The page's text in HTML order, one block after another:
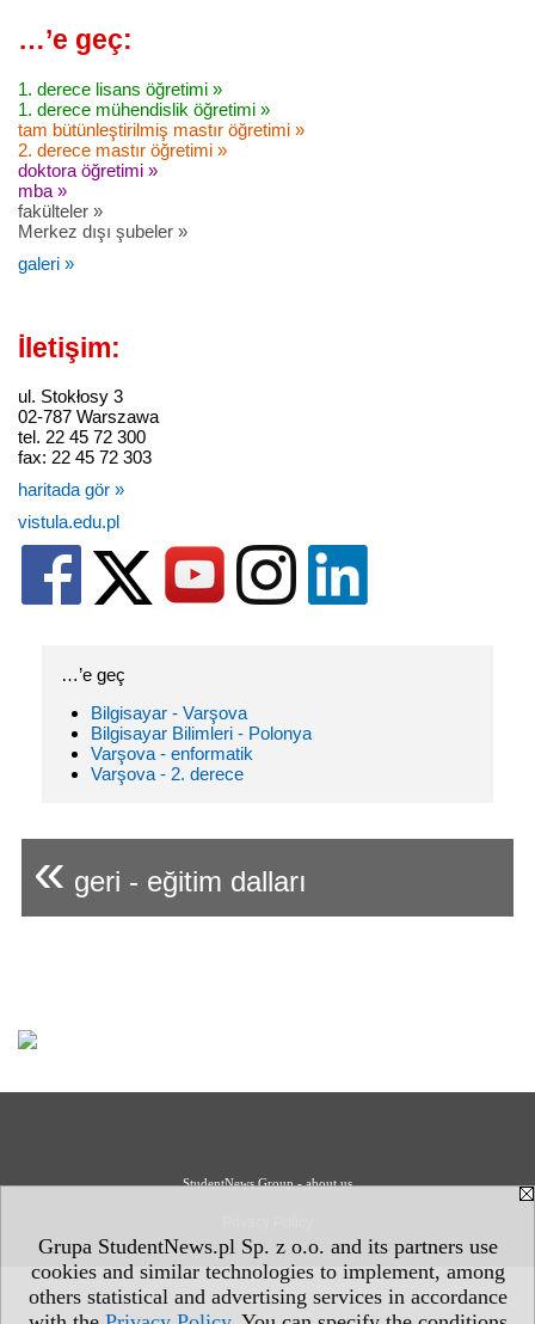
Grupa StudentNews.pl Sp. z o.o. and its partners use
cookies and similar technologies to implement, among
others statistical and advertising services in accordance
…’e geç:
1. derece lisans öğretimi »
1. derece mühendislik öğretimi »
tam bütünleştirilmiş mastır öğretimi »
2. derece mastır öğretimi »
doktora öğretimi »
mba »
fakülteler »
Merkez dışı şubeler »
galeri »
İletişim:
ul. Stokłosy 3
02-787 Warszawa
tel. 22 45 72 300
fax: 22 45 72 303
haritada gör »
vistula.edu.pl
…’e geç
Bilgisayar - Varşova
Bilgisayar Bilimleri - Polonya
Varşova - enformatik
Varşova - 2. derece
« geri - eğitim dalları
StudentNews Group - about us